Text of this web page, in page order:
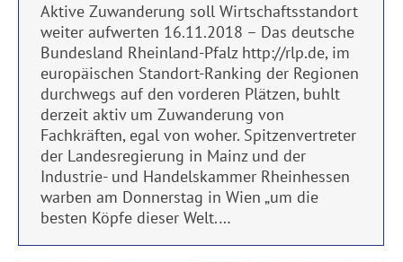
Aktive Zuwanderung soll Wirtschaftsstandort
weiter aufwerten 16.11.2018 – Das deutsche
Bundesland Rheinland-Pfalz http://rlp.de, im
europäischen Standort-Ranking der Regionen
durchwegs auf den vorderen Plätzen, buhlt
derzeit aktiv um Zuwanderung von
Fachkräften, egal von woher. Spitzenvertreter
der Landesregierung in Mainz und der
Industrie- und Handelskammer Rheinhessen
warben am Donnerstag in Wien „um die
besten Köpfe dieser Welt.…